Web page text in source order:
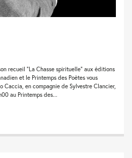
recueil “La Chasse spirituelle” aux éditions
et le Printemps des Poètes vous
Caccia, en compagnie de Sylvestre Clancier,
au Printemps des...